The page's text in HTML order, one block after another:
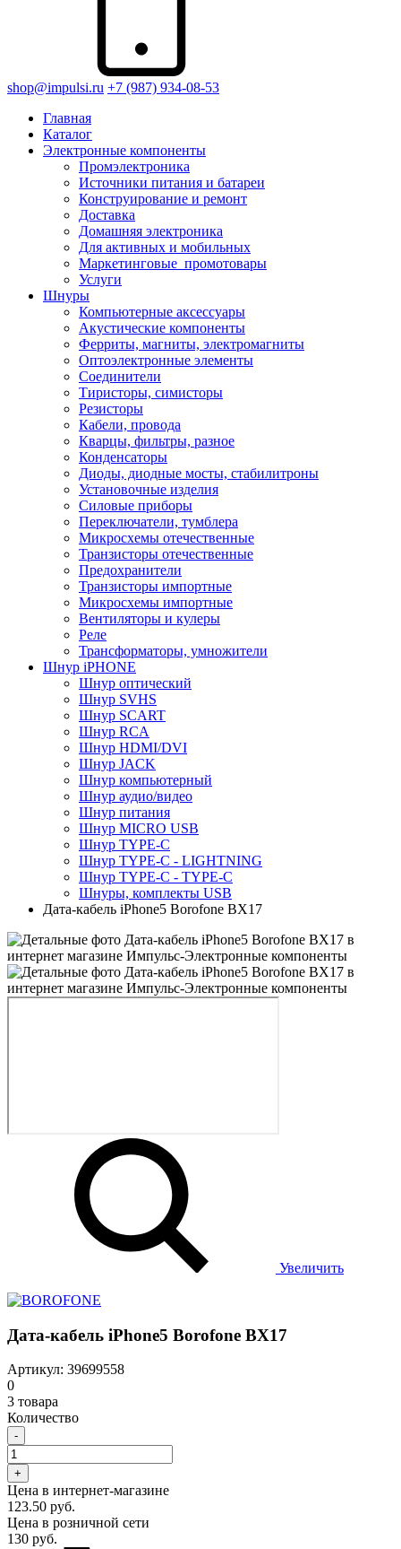
shop@impulsi.ru +7 (987) 934-08-53
Главная
Каталог
Электронные компоненты
Промэлектроника
Источники питания и батареи
Конструирование и ремонт
Доставка
Домашняя электроника
Для активных и мобильных
Маркетинговые_промотовары
Услуги
Шнуры
Компьютерные аксессуары
Акустические компоненты
Ферриты, магниты, электромагниты
Оптоэлектронные элементы
Соединители
Тиристоры, симисторы
Резисторы
Кабели, провода
Кварцы, фильтры, разное
Конденсаторы
Диоды, диодные мосты, стабилитроны
Установочные изделия
Силовые приборы
Переключатели, тумблера
Микросхемы отечественные
Транзисторы отечественные
Предохранители
Транзисторы импортные
Микросхемы импортные
Вентиляторы и кулеры
Реле
Трансформаторы, умножители
Шнур iPHONE
Шнур оптический
Шнур SVHS
Шнур SCART
Шнур RCA
Шнур HDMI/DVI
Шнур JACK
Шнур компьютерный
Шнур аудио/видео
Шнур питания
Шнур MICRO USB
Шнур TYPE-C
Шнур TYPE-C - LIGHTNING
Шнур TYPE-C - TYPE-C
Шнуры, комплекты USB
Дата-кабель iPhone5 Borofone BX17
Увеличить
Дата-кабель iPhone5 Borofone BX17
Артикул: 39699558
0
3 товара
Количество
-
+
Цена в интернет-магазине
123.50 руб.
Цена в розничной сети
130 руб.